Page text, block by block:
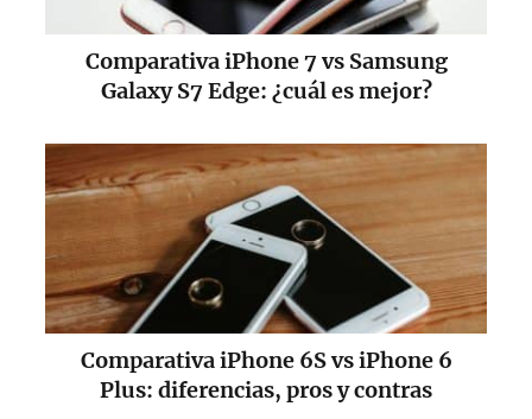
Comparativa iPhone 7 vs Samsung
Galaxy S7 Edge: ¿cuál es mejor?
Comparativa iPhone 6S vs iPhone 6
Plus: diferencias, pros y contras